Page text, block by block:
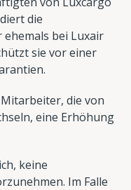
die
bei Luxair
sie vor einer
die von
eine Erhöhung
keine
Im Falle